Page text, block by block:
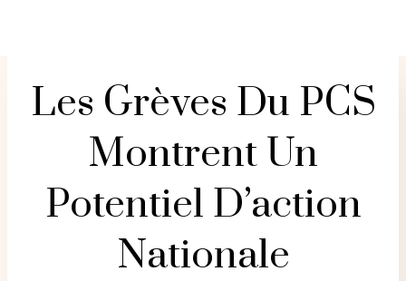
Les Grèves Du PCS
Montrent Un
Potentiel D’action
Nationale